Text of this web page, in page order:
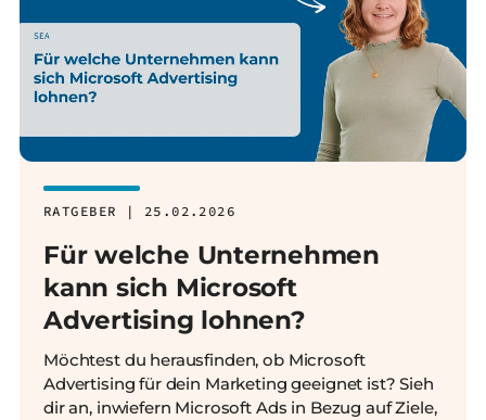
RATGEBER | 25.02.2026
Für welche Unternehmen
kann sich Microsoft
Advertising lohnen?
Möchtest du herausfinden, ob Microsoft
Advertising für dein Marketing geeignet ist? Sieh
dir an, inwiefern Microsoft Ads in Bezug auf Ziele,